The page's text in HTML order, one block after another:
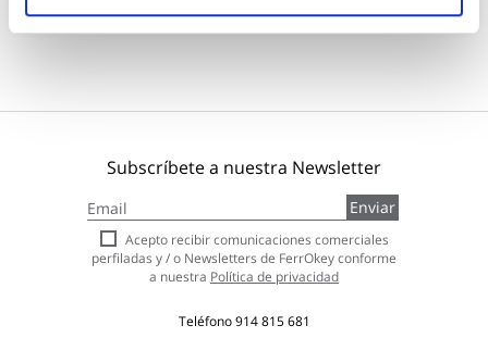
Subscríbete a nuestra Newsletter
a
nuestro
boletín
de
Enviar
Acepto recibir comunicaciones comerciales
perfiladas y / o Newsletters de FerrOkey conforme
a nuestra Política de privacidad
Teléfono914 815 681